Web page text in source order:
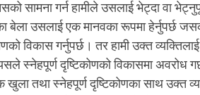
सामना गर्न हामीले उसलाई भेट्दा वा
बेला उसलाई एक मानवका रूपमा हेर्नुपर्छ
विकास गर्नुपर्छ। तर हामी उक्त
यसले स्नेहपूर्ण दृष्टिकोणको विकासमा अवरोध
खुला तथा स्नेहपूर्ण दृष्टिकोणका साथ उक्त